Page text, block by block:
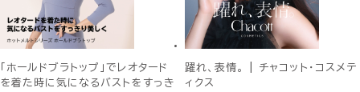
「ホールドブラトップ」でレオタード
を着た時に気になるバストをすっき
躍れ、表情。 | チャコット・コスメテ
ィクス